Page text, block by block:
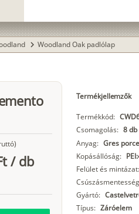
chevron_right Woodland Oak padlólap
/ db
Termékjellemzők
Termékkód:
Csomagolás: 8 db
Anyag: Gres
Kopásállóság:
Felület és mintázat:
Gyártó:
Típus: Záróelem